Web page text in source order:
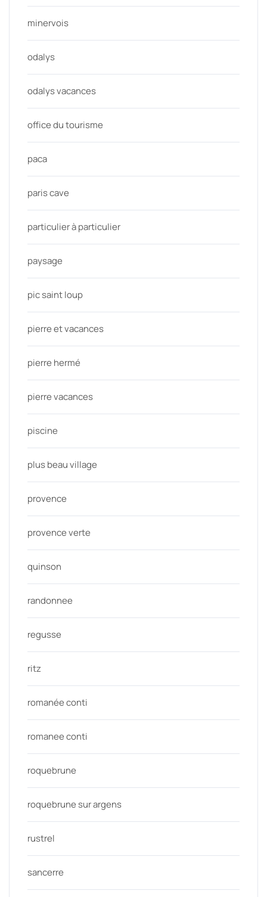
minervois
odalys
odalys vacances
office du tourisme
paca
paris cave
particulier à particulier
paysage
pic saint loup
pierre et vacances
pierre hermé
pierre vacances
piscine
plus beau village
provence
provence verte
quinson
randonnee
regusse
ritz
romanée conti
romanee conti
roquebrune
roquebrune sur argens
rustrel
sancerre